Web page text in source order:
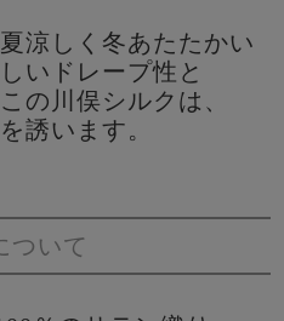
涼しく冬あたたかい
いドレープ性と
の川俣シルクは、
誘います。
ついて